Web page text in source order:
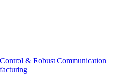
& Robust Communication